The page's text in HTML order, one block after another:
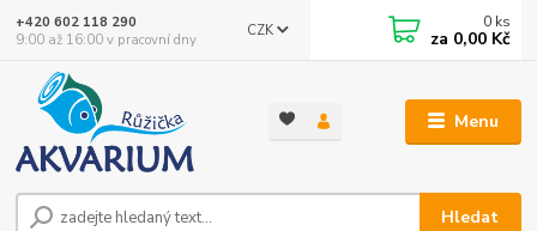
Menu
CZK
Hledat
+420 602 118 290
9:00 až 16:00 v pracovní dny
0 ks
za 0,00 Kč